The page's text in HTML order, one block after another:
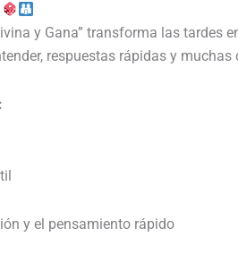
y Gana” transforma las tardes
respuestas rápidas y
y el pensamiento rápido